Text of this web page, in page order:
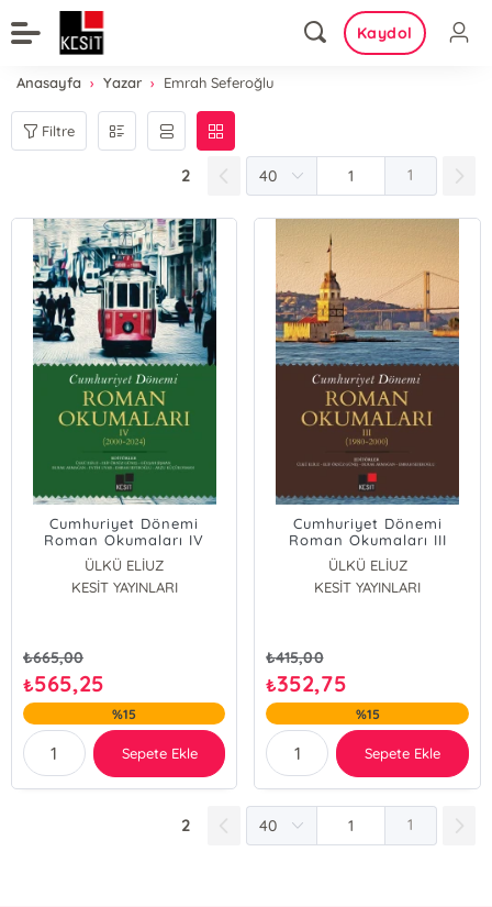
Kaydol
Anasayfa Yazar Emrah Seferoğlu
Filtre
2 1
Cumhuriyet Dönemi
Roman Okumaları IV
(2000-2024)
ÜLKÜ ELİUZ
Elif Öksüz Güneş
Emrah Seferoğlu
Arzu Küçükosman
KESİT YAYINLARI
₺665,00
₺565,25
%15
Sepete Ekle
Cumhuriyet Dönemi
Roman Okumaları III
(1980-2000)
ÜLKÜ ELİUZ
Elif Öksüz Güneş
KESİT YAYINLARI
₺415,00
₺352,75
%15
Sepete Ekle
2 1